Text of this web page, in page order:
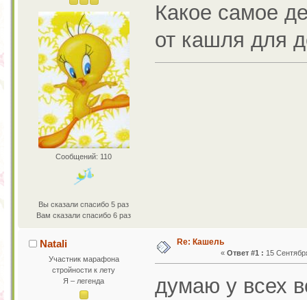
Сообщений: 110
Вы сказали спасибо 5 раз
Вам сказали спасибо 6 раз
Какое самое
от кашля для
Natali
Участник марафона
стройности к лету
Я – легенда
Re: Кашель
«Ответ #1 : 15
думаю у всех